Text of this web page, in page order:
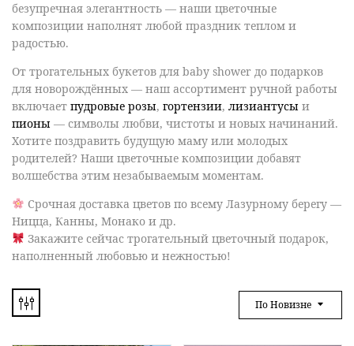
безупречная элегантность — наши цветочные
композиции наполнят любой праздник теплом и
радостью.
От трогательных букетов для baby shower до подарков
для новорождённых — наш ассортимент ручной работы
включает пудровые розы, гортензии, лизиантусы и
пионы — символы любви, чистоты и новых начинаний.
Хотите поздравить будущую маму или молодых
родителей? Наши цветочные композиции добавят
волшебства этим незабываемым моментам.
Срочная доставка цветов по всему Лазурному берегу —
Ницца, Канны, Монако и др.
Закажите сейчас трогательный цветочный подарок,
наполненный любовью и нежностью!
По Новизне